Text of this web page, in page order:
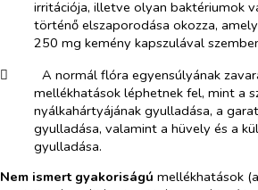
irritációja, illetve olyan baktériumok
történő elszaporodása okozza,
250 mg kemény kapszulával
​
A normál flóra egyensúlyának
mellékhatások léphetnek fel, mint a
nyálkahártyájának gyulladása, a
gyulladása, valamint a hüvely és a
gyulladása.
Nem ismert gyakoriságú mellékhatások